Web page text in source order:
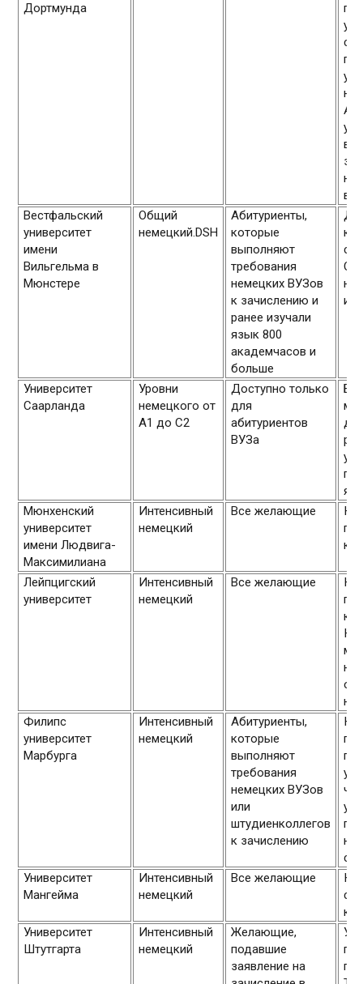
Дортмунда
в
Вестфальский
университет
имени
Вильгельма в
Мюнстере
Общий
немецкий.DSH
Абитуриенты,
которые
выполняют
требования
немецких ВУЗов
к зачислению и
ранее изучали
язык 800
академчасов и
больше
и
Университет
Саарланда
Уровни
немецкого от
А1 до С2
Доступно только
для
абитуриентов
ВУЗа
Мюнхенский
университет
имени Людвига-
Максимилиана
Интенсивный
немецкий
Все желающие
Лейпцигский
университет
Интенсивный
немецкий
Все желающие
Филипс
университет
Марбурга
Интенсивный
немецкий
Абитуриенты,
которые
выполняют
требования
немецких ВУЗов
или
штудиенколлегов
к зачислению
при
Университет
Мангейма
Интенсивный
немецкий
Все желающие
Университет
Штутгарта
Интенсивный
немецкий
Желающие,
подавшие
заявление на